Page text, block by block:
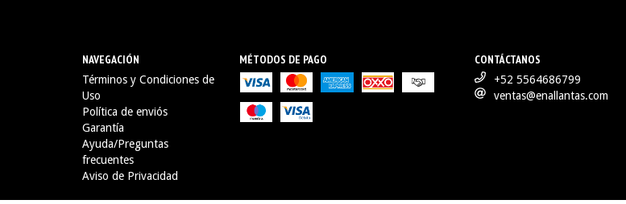
NAVEGACIÓN
Términos y Condiciones de
Uso
Política de enviós
Garantía
Ayuda/Preguntas
frecuentes
Aviso de Privacidad
MÉTODOS DE PAGO CONTÁCTANOS
+52 5564686799
ventas@enallantas.com